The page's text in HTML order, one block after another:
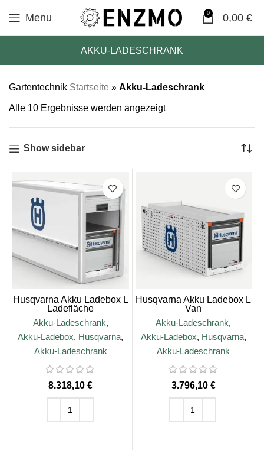
Menu 0 0,00 €
AKKU-LADESCHRANK
Gartentechnik Startseite » Akku-Ladeschrank
Alle 10 Ergebnisse werden angezeigt
Show sidebar
Husqvarna Akku Ladebox L
Ladefläche
Akku-Ladeschrank,
Akku-Ladebox, Husqvarna,
Akku-Ladeschrank
€
Husqvarna Akku Ladebox L
Van
Akku-Ladeschrank,
Akku-Ladebox, Husqvarna,
Akku-Ladeschrank
€